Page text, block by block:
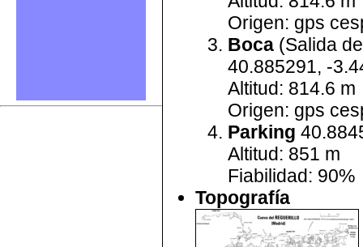
Origen: gps
Boca (Salida
40.885291, -
Altitud: 814.6 m
Origen: gps
Parking
Altitud: 851 m
Fiabilidad: 90%
Topografía